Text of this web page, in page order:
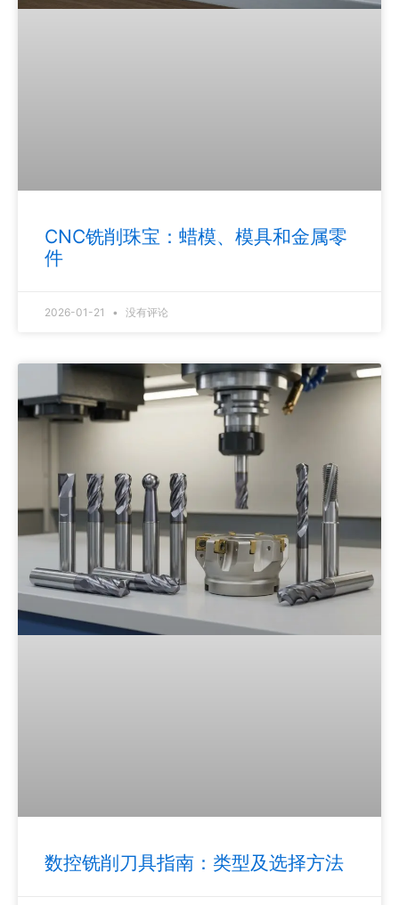
CNC铣削珠宝：蜡模、模具和金属零
件
2026-01-21 没有评论
数控铣削刀具指南：类型及选择方法